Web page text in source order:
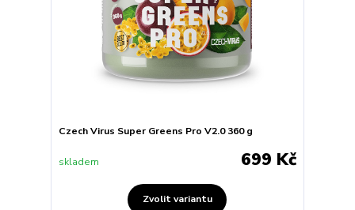
Czech Virus Super Greens Pro V2.0 360 g
699 Kč
skladem
Zvolit variantu